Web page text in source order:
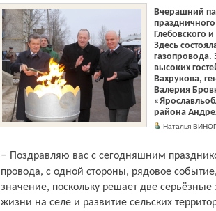
Вчерашний
Глебовского
Здесь
газопровода.
высоких
Вахрукова,
Валерия
района
Наталья
– Поздравляю вас с сегодняшним праздником, которого все очень ждали. Пуск газо­
провода, с одной стороны, рядовое
значение, поскольку решает две
жизни на селе и развитие сельских